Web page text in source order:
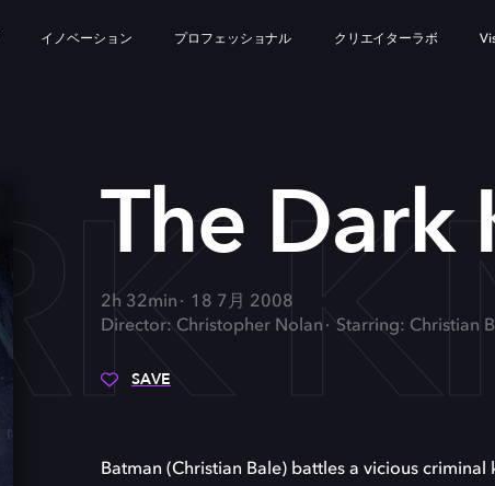
イノベーション プロフェッショナル クリエイターラボ
The Dark
2h 32min
18 7月 2008
Director: Christopher Nolan
Starring: Christian
SAVE
Batman (Christian Bale) battles a vicious